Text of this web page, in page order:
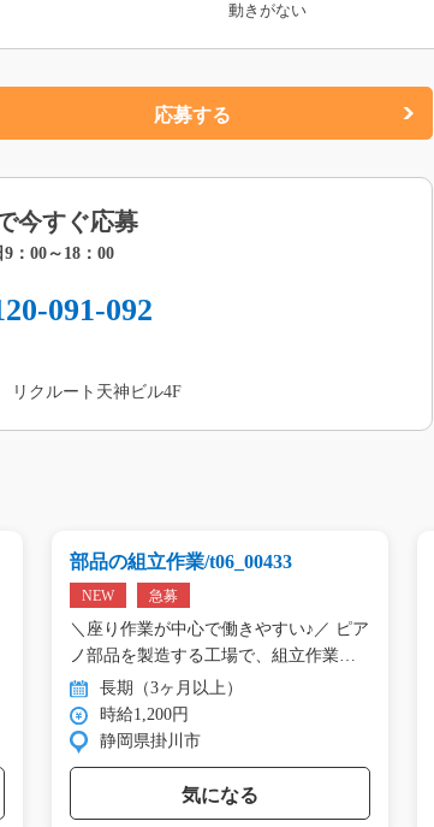
動きがない
応募する
今すぐ応募
：00～18：00
091-092
クルート天神ビル4F
部品の組立作業/t06_00433
NEW 急募
＼座り作業が中心で働きやすい♪／ ピア
ノ部品を製造する工場で、組立作業…
長期（3ヶ月以上）
時給1,200円
静岡県掛川市
気になる